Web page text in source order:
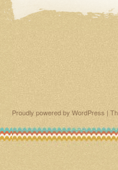
Proudly powered by WordPress |